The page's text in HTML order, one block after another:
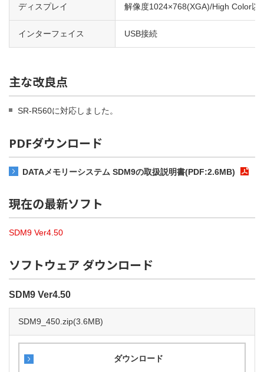
ディスプレイ 解像度1024×768(XGA)/High Color以
インターフェイス USB接続
主な改良点
SR-R560に対応しました。
PDFダウンロード
DATAメモリーシステム SDM9の取扱説明書(PDF:2.6MB)
現在の最新ソフト
SDM9 Ver4.50
ソフトウェア ダウンロード
SDM9 Ver4.50
SDM9_450.zip(3.6MB)
ダウンロード